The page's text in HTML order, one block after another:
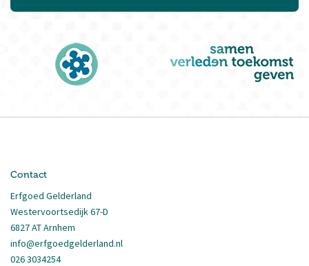
Contact
Erfgoed Gelderland
Westervoortsedijk 67-D
6827 AT Arnhem
info@erfgoedgelderland.nl
026 3034254